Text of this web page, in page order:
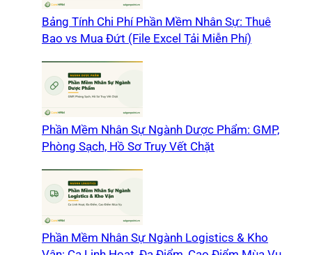
Bảng Tính Chi Phí Phần Mềm Nhân Sự: Thuê
Bao vs Mua Đứt (File Excel Tải Miễn Phí)
Phần Mềm Nhân Sự Ngành Dược Phẩm: GMP,
Phòng Sạch, Hồ Sơ Truy Vết Chặt
Phần Mềm Nhân Sự Ngành Logistics & Kho